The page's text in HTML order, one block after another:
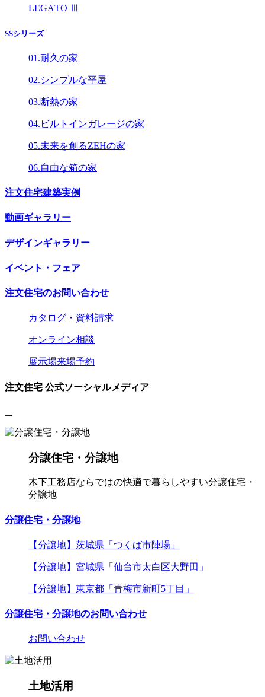
LEGĀTO Ⅲ
SSシリーズ
01.耐久の家
02.シンプルな平屋
03.断熱の家
04.ビルトインガレージの家
05.未来を創るZEHの家
06.自由な箱の家
注文住宅建築実例
動画ギャラリー
デザインギャラリー
イベント・フェア
注文住宅のお問い合わせ
カタログ・資料請求
オンライン相談
展示場来場予約
注文住宅 公式ソーシャルメディア
分譲住宅・分譲地
木下工務店ならではの快適で暮らしやすい分譲住宅・
分譲地
分譲住宅・分譲地
【分譲地】茨城県「つくば市陣場」
【分譲地】宮城県「仙台市太白区大野田」
【分譲地】東京都「青梅市新町5丁目」
分譲住宅・分譲地のお問い合わせ
お問い合わせ
土地活用